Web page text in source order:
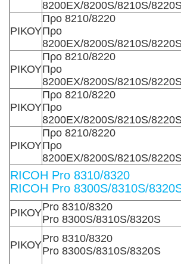
8200EX/8200S/8210S/
ΡΙΚΟΥ
Προ 8210/8220
Προ
8200EX/8200S/8210S/
ΡΙΚΟΥ
Προ 8210/8220
Προ
8200EX/8200S/8210S/
ΡΙΚΟΥ
Προ 8210/8220
Προ
8200EX/8200S/8210S/
ΡΙΚΟΥ
Προ 8210/8220
Προ
8200EX/8200S/8210S/
RICOH Pro 8310/8320
RICOH Pro 8300S/8310S/
ΡΙΚΟΥPro 8310/8320
Pro 8300S/8310S/8320S
ΡΙΚΟΥ
Pro 8310/8320
Pro 8300S/8310S/8320S